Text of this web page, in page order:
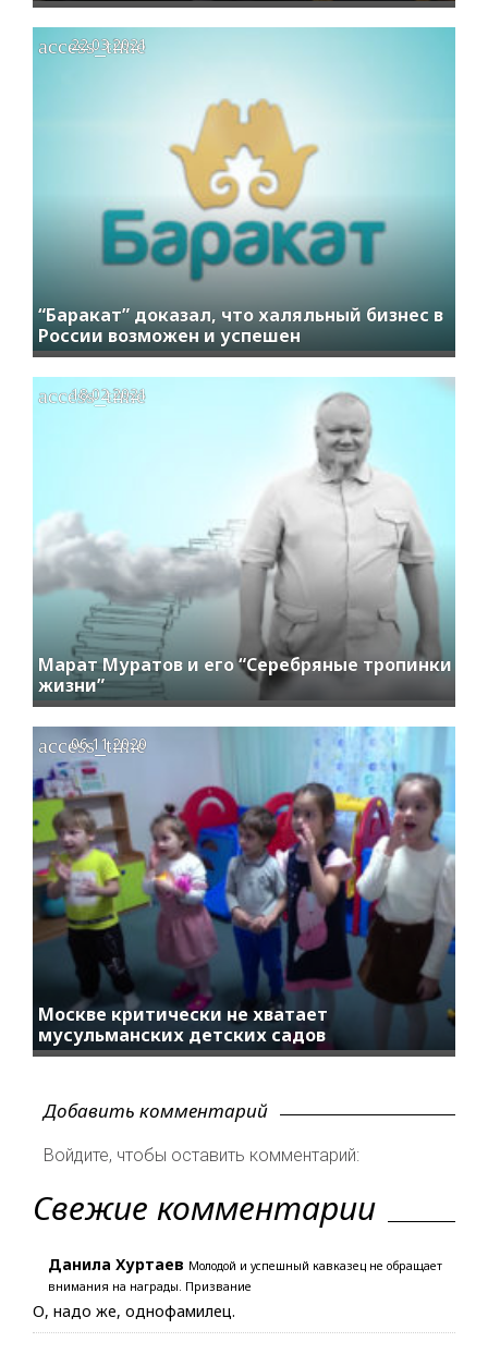
“Баракат” доказал, что халяльный бизнес в
России возможен и успешен
access_time
22.03.2021
Марат Муратов и его “Серебряные тропинки
жизни”
access_time
18.02.2021
Москве критически не хватает
мусульманских детских садов
access_time
06.11.2020
Добавить комментарий
Войдите, чтобы оставить комментарий:
Свежие комментарии
Данила Хуртаев Молодой и успешный кавказец не обращает
внимания на награды. Призвание
О, надо же, однофамилец.